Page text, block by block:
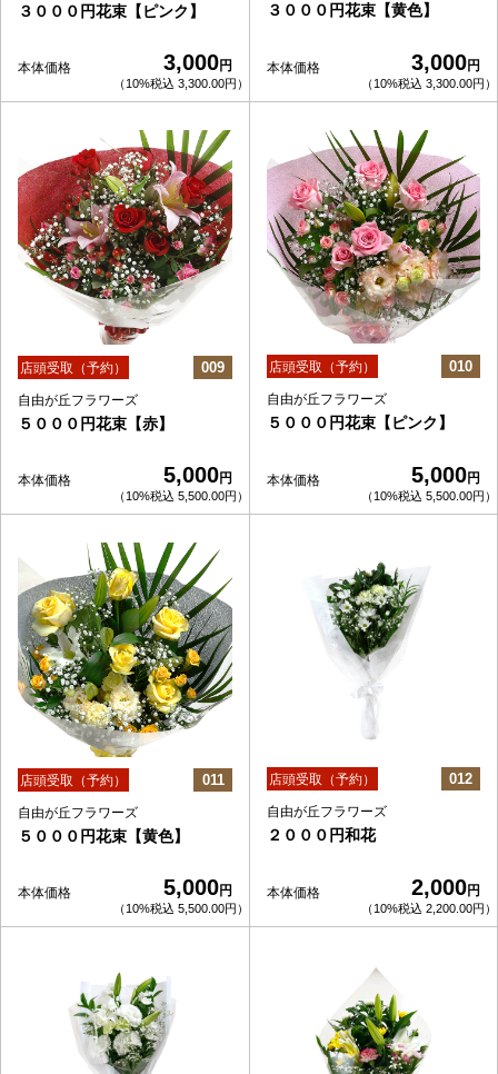
３０００円花束【ピンク】
本体価格 3,000円
（10%税込 3,300.00円）
３０００円花束【黄色】
本体価格 3,000円
（10%税込 3,300.00円）
店頭受取（予約） 009
自由が丘フラワーズ
５０００円花束【赤】
本体価格 5,000円
（10%税込 5,500.00円）
店頭受取（予約） 010
自由が丘フラワーズ
５０００円花束【ピンク】
本体価格 5,000円
（10%税込 5,500.00円）
店頭受取（予約） 011
自由が丘フラワーズ
５０００円花束【黄色】
本体価格 5,000円
（10%税込 5,500.00円）
店頭受取（予約） 012
自由が丘フラワーズ
２０００円和花
本体価格 2,000円
（10%税込 2,200.00円）